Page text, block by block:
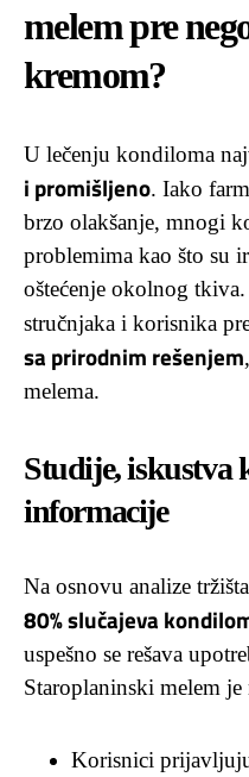
melem pre
kremom?
U lečenju kondiloma
i promišljeno. Iako
brzo olakšanje, mnogi
problemima kao što su
oštećenje okolnog
stručnjaka i korisnika
sa prirodnim rešenjem
melema.
Studije, iskustva
informacije
Na osnovu analize
80% slučajeva
uspešno se rešava
Staroplaninski melem
Korisnici